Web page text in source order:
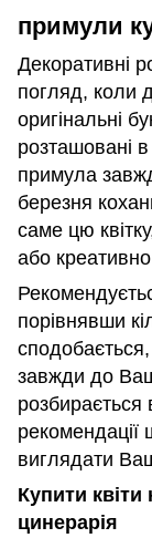
примули
Декоративні
погляд, коли
оригінальні
розташовані
примула
березня
саме цю
або
порівнявши
завжди до
розбирається
виглядати
Купити
цинерарія